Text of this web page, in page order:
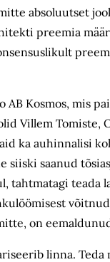
absoluutset
preemia
Kosmos, mis
Villem Tomiste,
ka auhinnalisi
saanud
tahtmatagi teada
on
linna. Teda